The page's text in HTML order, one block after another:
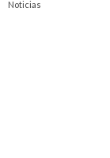
Noticias